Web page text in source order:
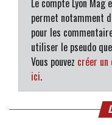
Le compte Lyon Mag
permet notamment
pour les
utiliser le pseudo
Vous pouvez créer
ici.